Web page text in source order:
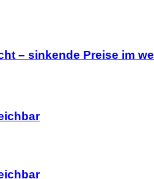
– sinkende Preise im